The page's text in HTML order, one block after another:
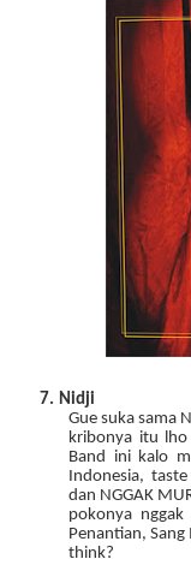
7. Nidji
Gue suka sama
kribonya itu lho
Band ini kalo
Indonesia,
dan NGGAK
pokonya
Penantian,
think?